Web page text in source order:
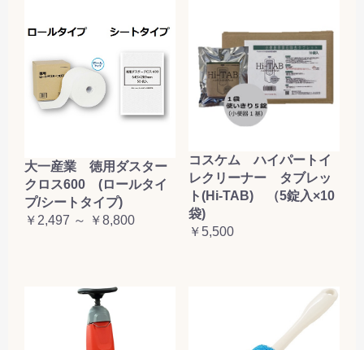
大一産業 徳用ダスター
クロス600 (ロールタイ
プ/シートタイプ)
￥2,497 ～ ￥8,800
コスケム ハイパートイ
レクリーナー タブレッ
ト(Hi-TAB) （5錠入×10
袋)
￥5,500